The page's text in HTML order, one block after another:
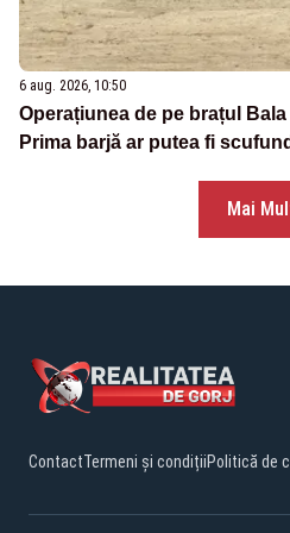
6 aug. 2026, 10:50
Operațiunea de pe brațul
Prima barjă ar putea fi
Mai
ContactTermeni și condițiiPolitică de